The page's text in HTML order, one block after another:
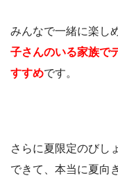
みんなで一緒に楽し
子さんのいる家族で
すすめです。
さらに夏限定のびし
できて、本当に夏向